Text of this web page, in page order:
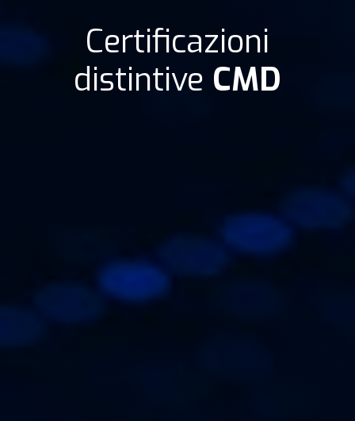
Certificazioni
distintive CMD